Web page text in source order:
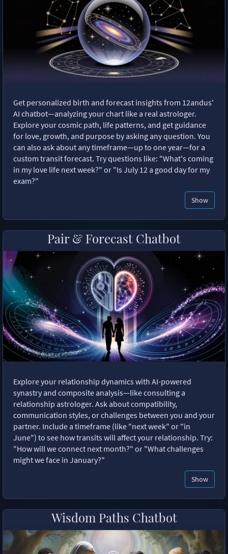
Get personalized birth and forecast insights from 12andus'
AI chatbot—analyzing your chart like a real astrologer.
Explore your cosmic path, life patterns, and get guidance
for love, growth, and purpose by asking any question. You
can also ask about any timeframe—up to one year—for a
custom transit forecast. Try questions like: "What's coming
in my love life next week?" or "Is July 12 a good day for my
exam?"
Show
Pair & Forecast Chatbot
Explore your relationship dynamics with AI-powered
synastry and composite analysis—like consulting a
relationship astrologer. Ask about compatibility,
communication styles, or challenges between you and your
partner. Include a timeframe (like "next week" or "in
June") to see how transits will affect your relationship. Try:
"How will we connect next month?" or "What challenges
might we face in January?"
Show
Wisdom Paths Chatbot